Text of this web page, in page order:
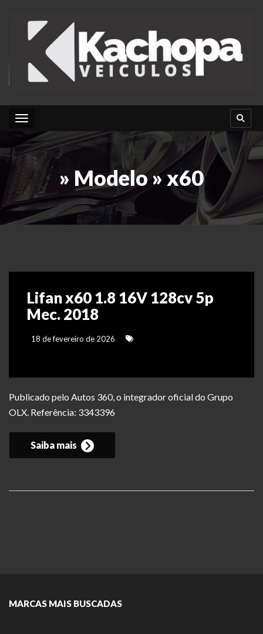
Toggle navigation
» Modelo » x60
Lifan x60 1.8 16V 128cv 5p
Mec. 2018
18 de fevereiro de 2026
Publicado pelo Autos 360, o integrador oficial do Grupo
OLX. Referência: 3343396
Saiba mais
MARCAS MAIS BUSCADAS